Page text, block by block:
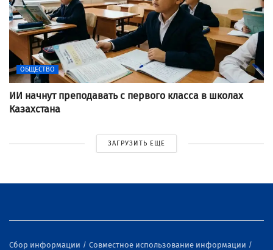
ОБЩЕСТВО
ИИ начнут преподавать с первого класса в школах
Казахстана
ЗАГРУЗИТЬ ЕЩЕ
Сбор информации Совместное использование информации